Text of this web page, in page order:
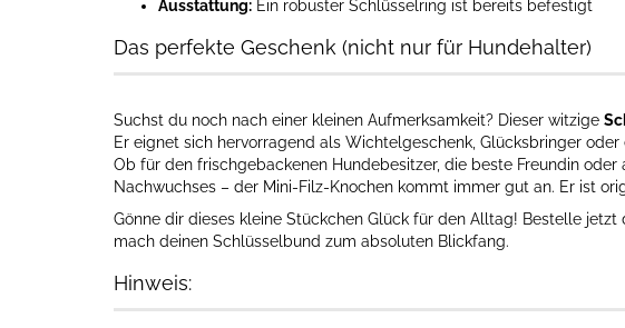
Ausstattung: Ein robuster Schlüsselring ist bereits befestigt
Das perfekte Geschenk (nicht nur für Hundehalter)
Suchst du noch nach einer kleinen Aufmerksamkeit? Dieser witzige
Er eignet sich hervorragend als Wichtelgeschenk, Glücksbringer
Ob für den frischgebackenen Hundebesitzer, die beste Freundin
Nachwuchses – der Mini-Filz-Knochen kommt immer gut an. Er ist
Gönne dir dieses kleine Stückchen Glück für den Alltag! Bestelle
mach deinen Schlüsselbund zum absoluten Blickfang.
Hinweis: